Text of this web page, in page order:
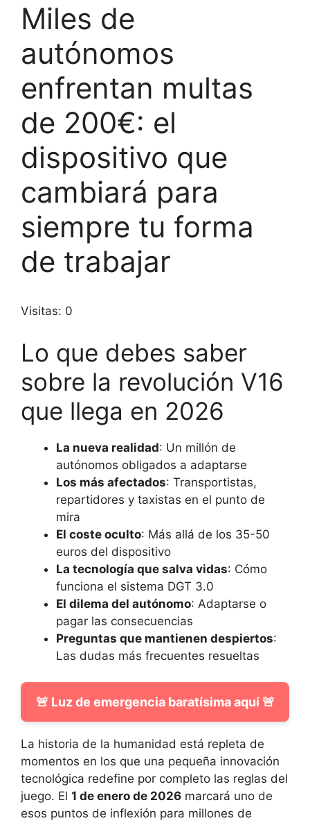
Miles de
autónomos
enfrentan multas
de 200€: el
dispositivo que
cambiará para
siempre tu forma
de trabajar
Visitas: 0
Lo que debes saber
sobre la revolución V16
que llega en 2026
La nueva realidad: Un millón de
autónomos obligados a adaptarse
Los más afectados: Transportistas,
repartidores y taxistas en el punto de
mira
El coste oculto: Más allá de los 35-50
euros del dispositivo
La tecnología que salva vidas: Cómo
funciona el sistema DGT 3.0
El dilema del autónomo: Adaptarse o
pagar las consecuencias
Preguntas que mantienen despiertos:
Las dudas más frecuentes resueltas
🚨 Luz de emergencia baratísima aquí 🚨
La historia de la humanidad está repleta de
momentos en los que una pequeña innovación
tecnológica redefine por completo las reglas del
juego. El 1 de enero de 2026 marcará uno de
esos puntos de inflexión para millones de